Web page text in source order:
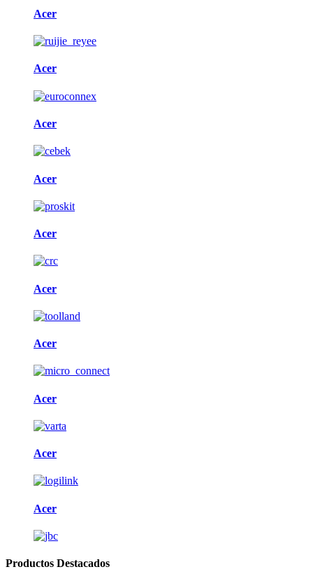
Acer
Acer
Acer
Acer
Acer
Acer
Acer
Acer
Acer
Acer
Productos Destacados